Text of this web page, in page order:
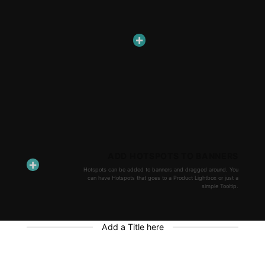
Hotspots can be added to banners and dragged around. You
can have Hotspots that goes to a Product Lightbox or just a
simple Tooltip.
Add a Title here